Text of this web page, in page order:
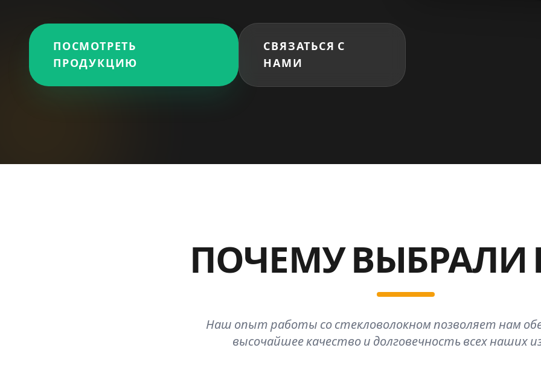
ПОСМОТРЕТЬ
ПРОДУКЦИЮ
СВЯЗАТЬСЯ С
НАМИ
ПОЧЕМУ ВЫБРАЛИ
Наш опыт работы со стекловолокном позволяет нам
высочайшее качество и долговечность всех наших